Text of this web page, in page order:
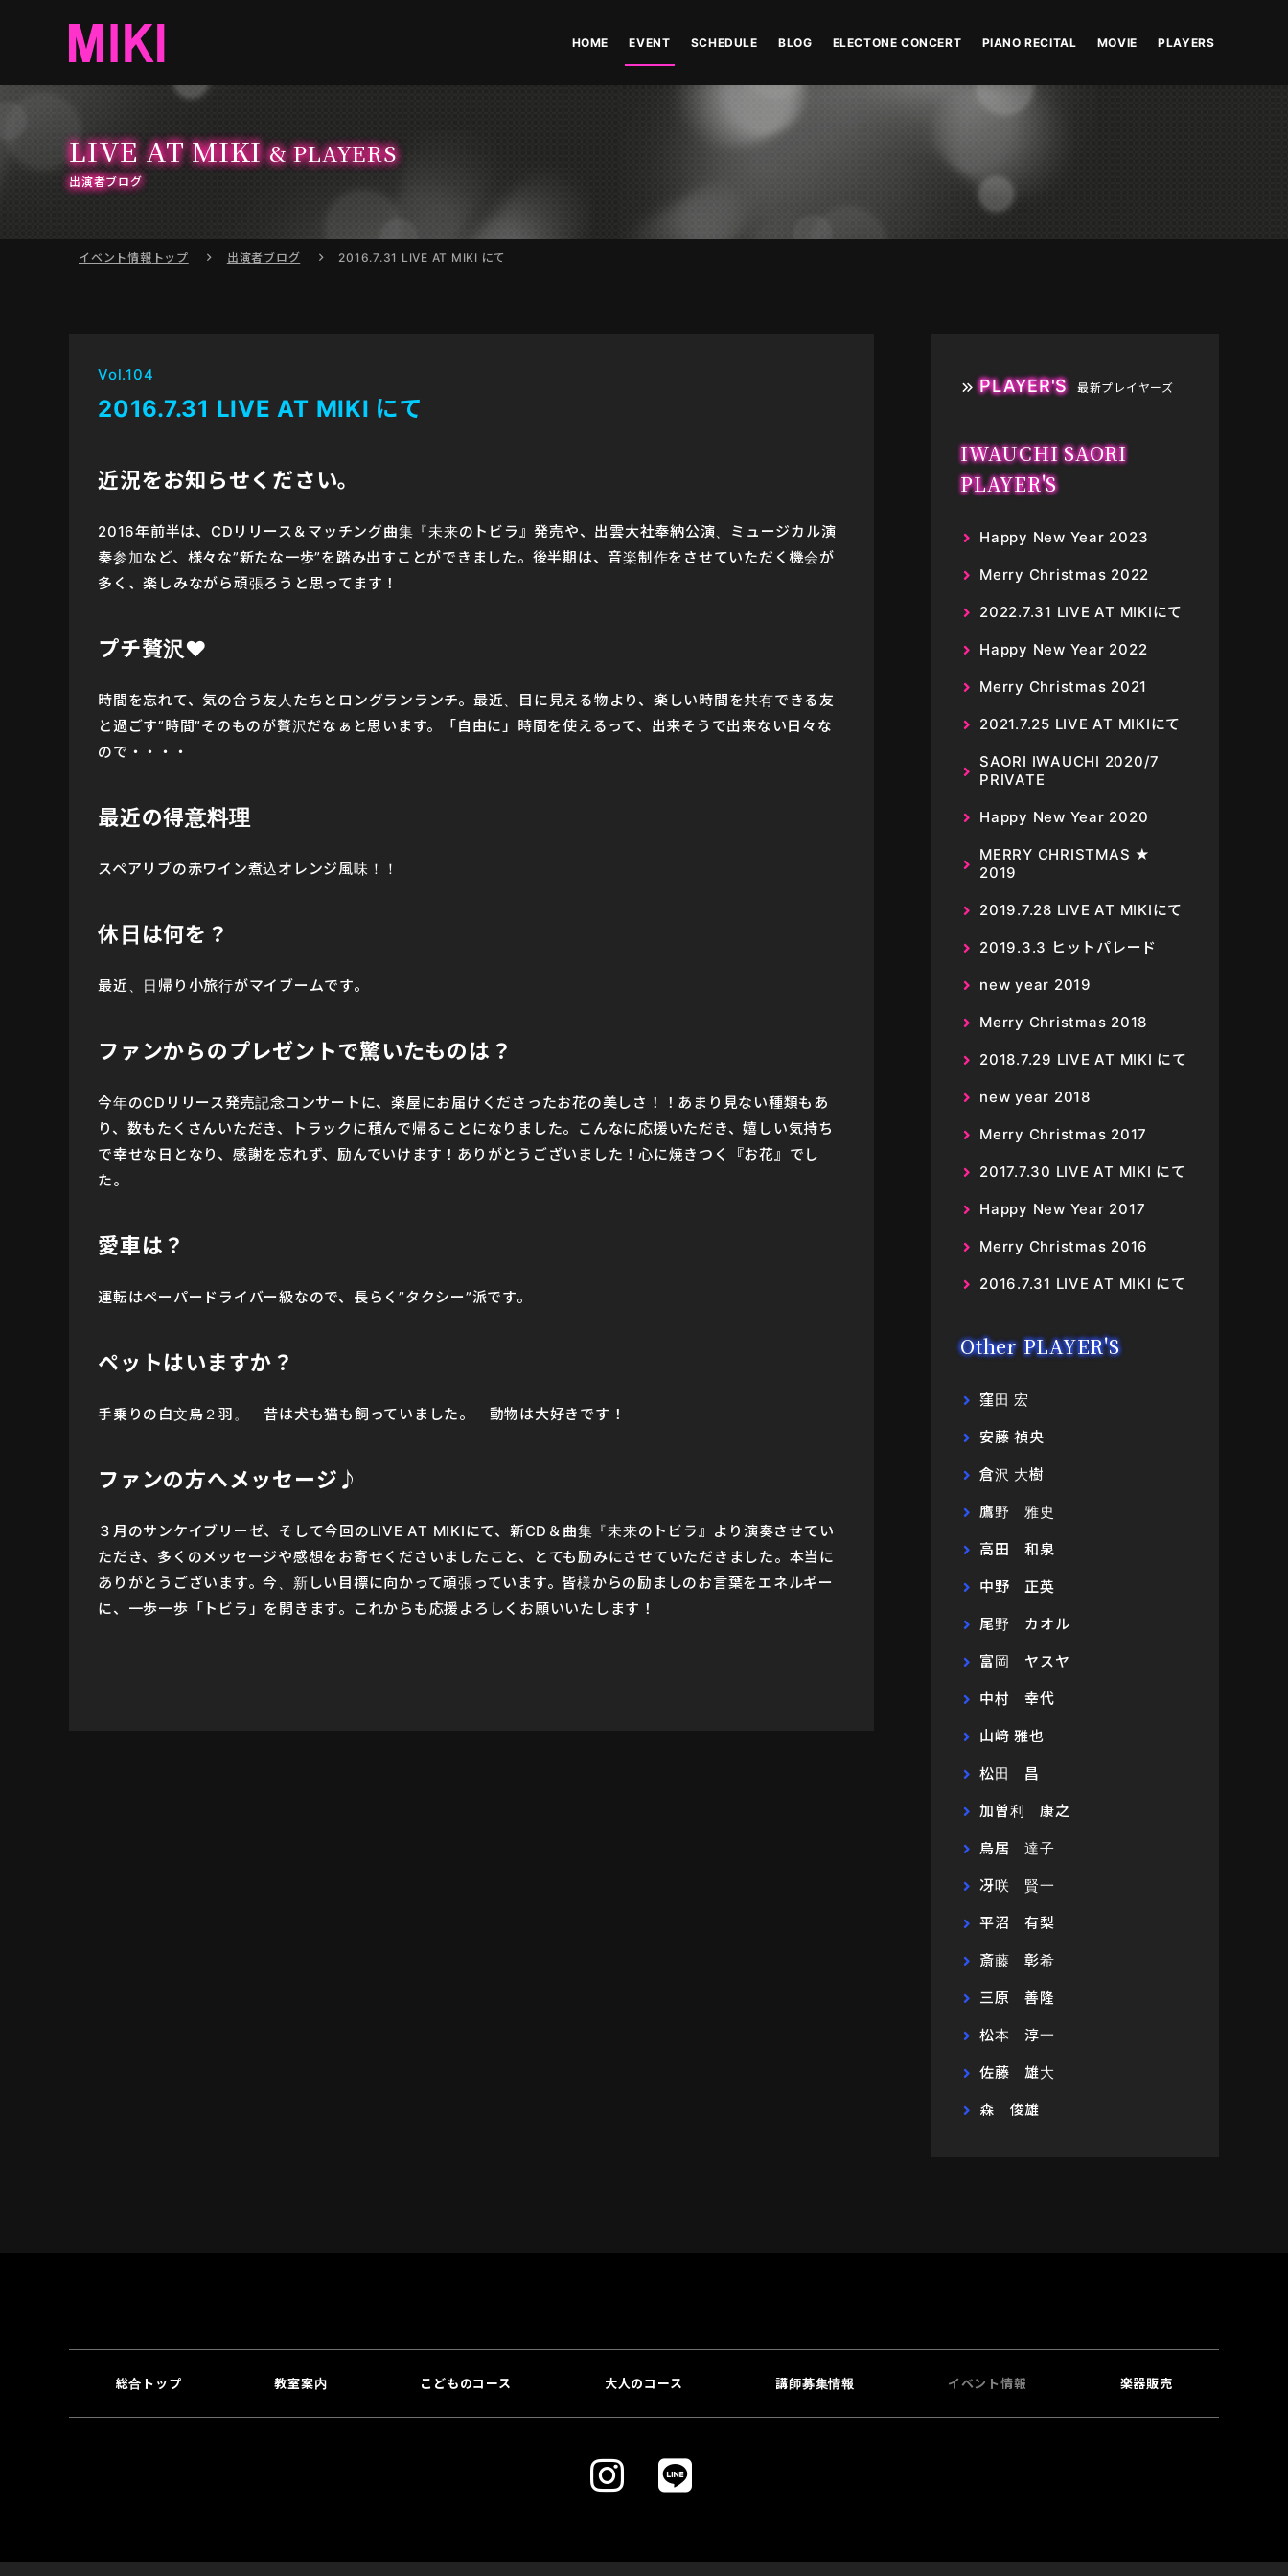
HOME EVENT SCHEDULE BLOG ELECTONE CONCERT PIANO RECITAL MOVIE PLAYERS
イベント情報 トップ 出演者ブログ 2016.7.31 LIVE AT MIKI にて
LIVE AT MIKI& PLAYERS
出演者ブログ
Vol.104
2016.7.31 LIVE AT MIKI にて
近況をお知らせください。
2016年前半は、CDリリース＆マッチング曲集『未来のトビラ』発売や、出雲大社奉納公演、ミュージカル演
奏参加など、様々な”新たな一歩”を踏み出すことができました。後半期は、音楽制作をさせていただく機会が
多く、楽しみながら頑張ろうと思ってます！
プチ贅沢❤︎
時間を忘れて、気の合う友人たちとロングランランチ。最近、目に見える物より、楽しい時間を共有できる友
と過ごす”時間”そのものが贅沢だなぁと思います。「自由に」時間を使えるって、出来そうで出来ない日々な
ので・・・・
最近の得意料理
スペアリブの赤ワイン煮込オレンジ風味！！
休日は何を？
最近、日帰り小旅行がマイブームです。
ファンからのプレゼントで驚いたものは？
今年のCDリリース発売記念コンサートに、楽屋にお届けくださったお花の美しさ！！あまり見ない種類もあ
り、数もたくさんいただき、トラックに積んで帰ることになりました。こんなに応援いただき、嬉しい気持ち
で幸せな日となり、感謝を忘れず、励んでいけます！ありがとうございました！心に焼きつく『お花』でし
た。
愛車は？
運転はペーパードライバー級なので、長らく”タクシー”派です。
ペットはいますか？
手乗りの白文鳥２羽。 昔は犬も猫も飼っていました。 動物は大好きです！
ファンの方へメッセージ♪
３月のサンケイブリーゼ、そして今回のLIVE AT MIKIにて、新CD＆曲集『未来のトビラ』より演奏させてい
ただき、多くのメッセージや感想をお寄せくださいましたこと、とても励みにさせていただきました。本当に
ありがとうございます。今、新しい目標に向かって頑張っています。皆様からの励ましのお言葉をエネルギー
に、一歩一歩「トビラ」を開きます。これからも応援よろしくお願いいたします！
PLAYER'S 最新プレイヤーズ
IWAUCHI SAORI
PLAYER'S
Happy New Year 2023
Merry Christmas 2022
2022.7.31 LIVE AT MIKIにて
Happy New Year 2022
Merry Christmas 2021
2021.7.25 LIVE AT MIKIにて
SAORI IWAUCHI 2020/7
PRIVATE
Happy New Year 2020
MERRY CHRISTMAS ★
2019
2019.7.28 LIVE AT MIKIにて
2019.3.3 ヒットパレード
new year 2019
Merry Christmas 2018
2018.7.29 LIVE AT MIKI にて
new year 2018
Merry Christmas 2017
2017.7.30 LIVE AT MIKI にて
Happy New Year 2017
Merry Christmas 2016
2016.7.31 LIVE AT MIKI にて
Other PLAYER'S
窪田 宏
安藤 禎央
倉沢 大樹
鷹野 雅史
高田 和泉
中野 正英
尾野 カオル
富岡 ヤスヤ
中村 幸代
山﨑 雅也
松田 昌
加曽利 康之
鳥居 達子
冴咲 賢一
平沼 有梨
斎藤 彰希
三原 善隆
松本 淳一
佐藤 雄大
森 俊雄
総合トップ 教室案内 こどものコース 大人のコース 講師募集情報 イベント情報 楽器販売